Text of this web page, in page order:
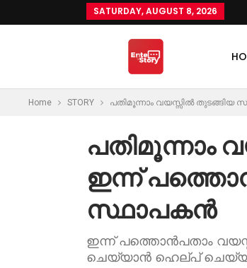
SATURDAY, AUGUST 8, 2026
Home STORY പതിമൂന്നാം വയസ്സിൽ തുടങ്ങിയ
പതിമൂന്നാം
ഇന്ന്
സ്ഥാപകൻ
ഇന്ന് പത്തൊൻപതാം
ചെയ്യാൻ ഹെല്പ്